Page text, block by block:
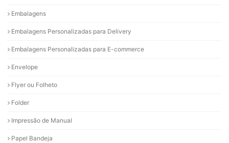
Embalagens
Embalagens Personalizadas para Delivery
Embalagens Personalizadas para E-commerce
Envelope
Flyer ou Folheto
Folder
Impressão de Manual
Papel Bandeja